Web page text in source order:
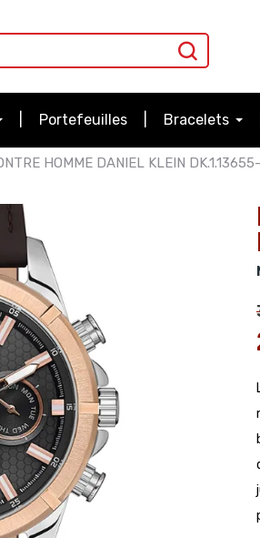
Portefeuilles Bracelets
HOMME DANIEL KLEIN